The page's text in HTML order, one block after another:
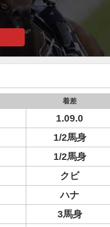
着差
1.09.0
1/2馬身
1/2馬身
クビ
ハナ
3馬身